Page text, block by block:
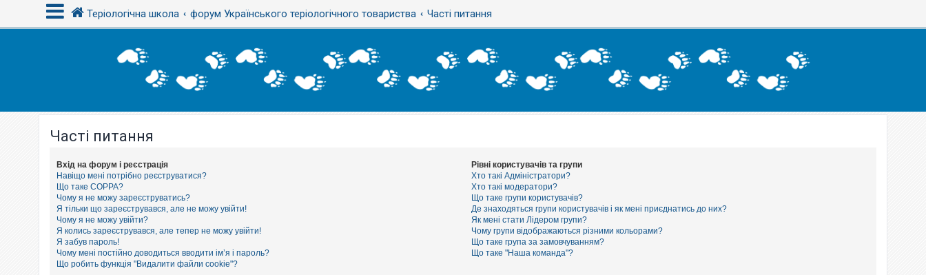
Теріологічна школа форум Українського теріологічного товариства Часті питання
Часті питання
Вхід на форум і реєстрація
Навіщо мені потрібно реєструватися?
Що таке COPPA?
Чому я не можу зареєструватись?
Я тільки що зареєструвався, але не можу увійти!
Чому я не можу увійти?
Я колись зареєструвався, але тепер не можу увійти!
Я забув пароль!
Чому мені постійно доводиться вводити ім’я і пароль?
Що робить функція "Видалити файли cookie"?
Рівні користувачів та групи
Хто такі Адміністратори?
Хто такі модератори?
Що таке групи користувачів?
Де знаходяться групи користувачів і як мені приєднатись до них?
Як мені стати Лідером групи?
Чому групи відображаються різними кольорами?
Що таке група за замовчуванням?
Що таке "Наша команда"?